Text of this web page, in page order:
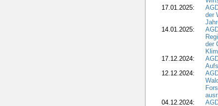
17.01.2025:
der
14.01.2025:
der
17.12.2024:
12.12.2024:
04.12.2024: